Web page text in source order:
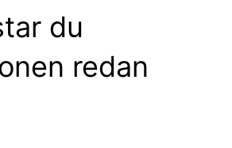
du
redan